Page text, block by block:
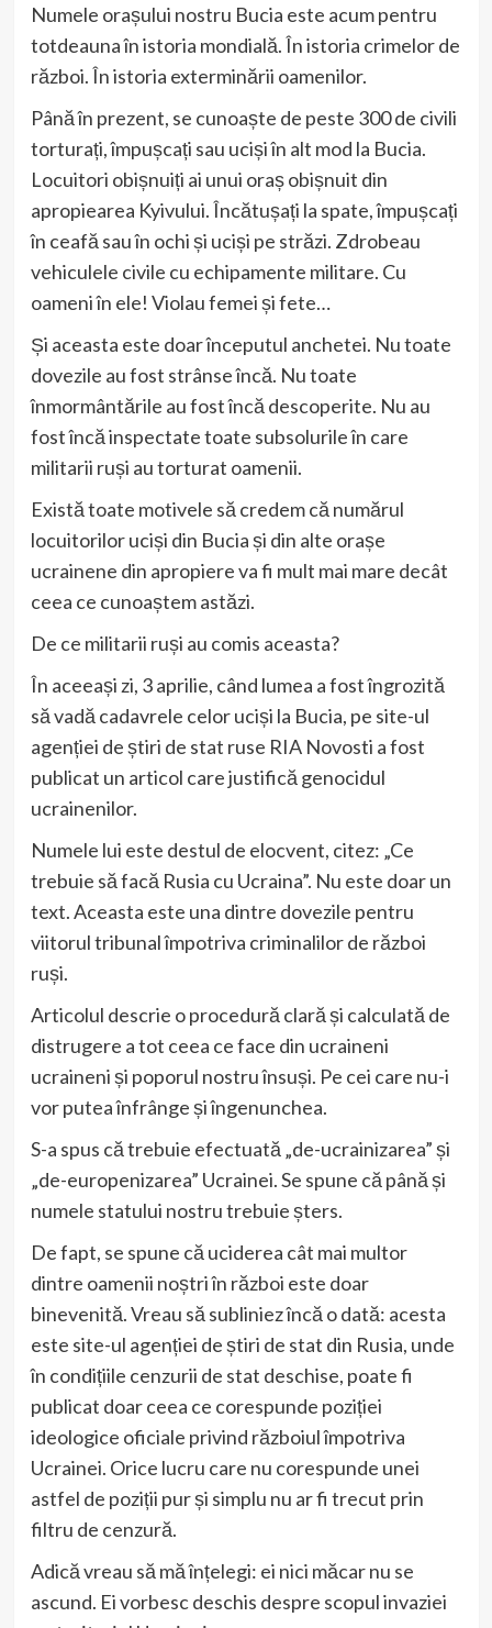
Numele orașului nostru Bucia este acum pentru
totdeauna în istoria mondială. În istoria crimelor de
război. În istoria exterminării oamenilor.
Până în prezent, se cunoaște de peste 300 de civili
torturați, împușcați sau uciși în alt mod la Bucia.
Locuitori obișnuiți ai unui oraș obișnuit din
apropiearea Kyivului. Încătușați la spate, împușcați
în ceafă sau în ochi și uciși pe străzi. Zdrobeau
vehiculele civile cu echipamente militare. Cu
oameni în ele! Violau femei și fete…
Și aceasta este doar începutul anchetei. Nu toate
dovezile au fost strânse încă. Nu toate
înmormântările au fost încă descoperite. Nu au
fost încă inspectate toate subsolurile în care
militarii ruși au torturat oamenii.
Există toate motivele să credem că numărul
locuitorilor uciși din Bucia și din alte orașe
ucrainene din apropiere va fi mult mai mare decât
ceea ce cunoaștem astăzi.
De ce militarii ruși au comis aceasta?
În aceeași zi, 3 aprilie, când lumea a fost îngrozită
să vadă cadavrele celor uciși la Bucia, pe site-ul
agenției de știri de stat ruse RIA Novosti a fost
publicat un articol care justifică genocidul
ucrainenilor.
Numele lui este destul de elocvent, citez: „Ce
trebuie să facă Rusia cu Ucraina”. Nu este doar un
text. Aceasta este una dintre dovezile pentru
viitorul tribunal împotriva criminalilor de război
ruși.
Articolul descrie o procedură clară și calculată de
distrugere a tot ceea ce face din ucraineni
ucraineni și poporul nostru însuși. Pe cei care nu-i
vor putea înfrânge și îngenunchea.
S-a spus că trebuie efectuată „de-ucrainizarea” și
„de-europenizarea” Ucrainei. Se spune că până și
numele statului nostru trebuie șters.
De fapt, se spune că uciderea cât mai multor
dintre oamenii noștri în război este doar
binevenită. Vreau să subliniez încă o dată: acesta
este site-ul agenției de știri de stat din Rusia, unde
în condițiile cenzurii de stat deschise, poate fi
publicat doar ceea ce corespunde poziției
ideologice oficiale privind războiul împotriva
Ucrainei. Orice lucru care nu corespunde unei
astfel de poziții pur și simplu nu ar fi trecut prin
filtru de cenzură.
Adică vreau să mă înțelegi: ei nici măcar nu se
ascund. Ei vorbesc deschis despre scopul invaziei